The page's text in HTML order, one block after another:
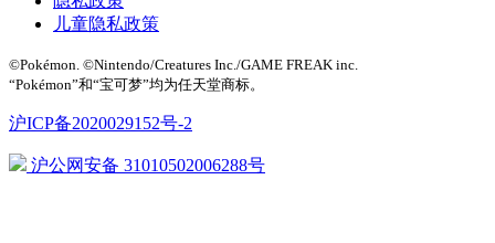
儿童隐私政策
©Pokémon. ©Nintendo/Creatures Inc./GAME FREAK inc.
“Pokémon”和“宝可梦”均为任天堂商标。
沪ICP备2020029152号-2
沪公网安备 31010502006288号